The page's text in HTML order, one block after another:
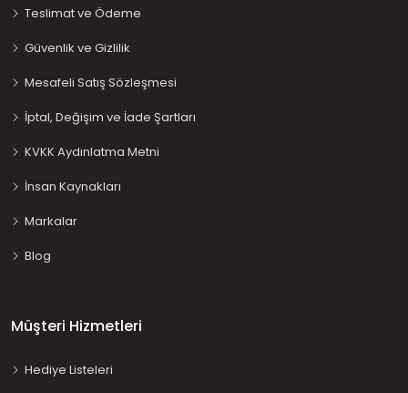
Teslimat ve Ödeme
Güvenlik ve Gizlilik
Mesafeli Satış Sözleşmesi
İptal, Değişim ve İade Şartları
KVKK Aydınlatma Metni
İnsan Kaynakları
Markalar
Blog
Müşteri Hizmetleri
Hediye Listeleri